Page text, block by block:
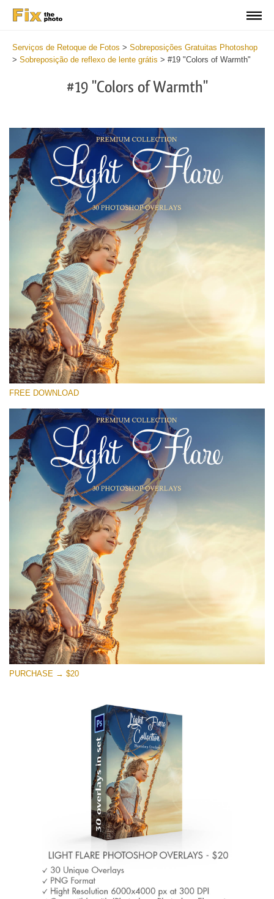
Serviços de Retoque de Fotos > Sobreposições Gratuitas Photoshop
> Sobreposição de reflexo de lente grátis > #19 "Colors of Warmth"
#19 "Colors of Warmth"
Por favor selecione
Free Photoshop Overlay #19
Small 800*533px
Light Flare
(30 Overlays)
Fairy Tale (344 Overlays)
Large 6000*4000px
Entire Collection
(1783 Overlays)
Large 6000*4000px
Download Grátis
FREE DOWNLOAD
PURCHASE → $20